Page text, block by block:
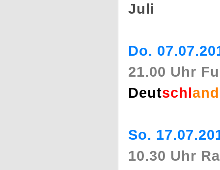
Juli
Do.
21.00 Uhr
Deutschland
So.
10.30 Uhr